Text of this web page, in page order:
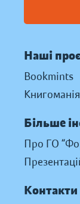
Наші
Bookmints
Книгоманія
Більше
Про ГО
Контакти